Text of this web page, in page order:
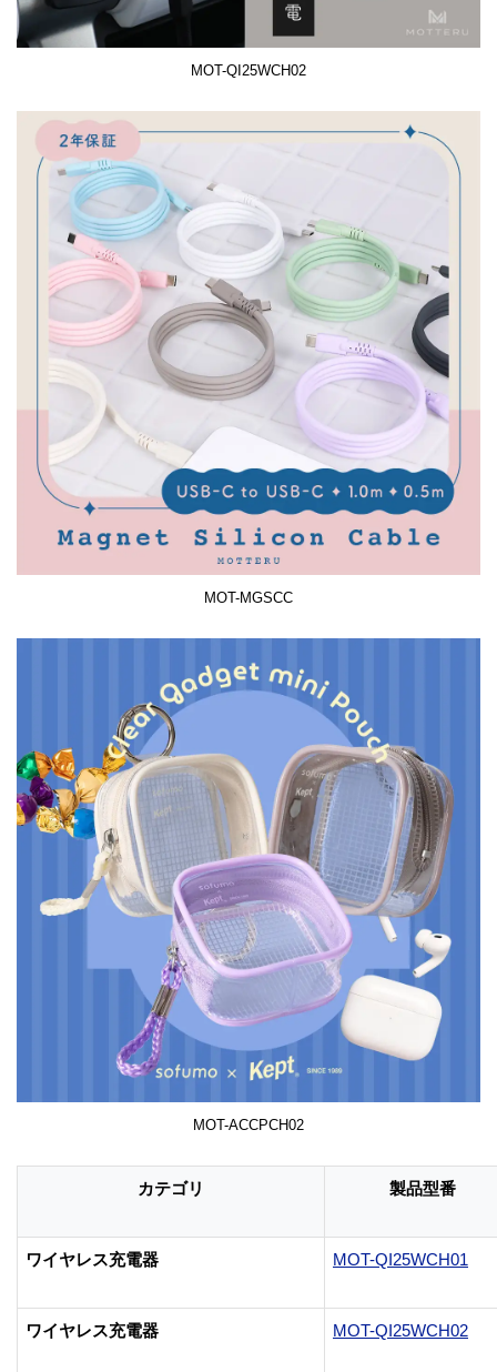
MOT-QI25WCH02
MOT-MGSCC
MOT-ACCPCH02
カテゴリ 製品型番
ワイヤレス充電器 MOT-QI25WCH01
ワイヤレス充電器 MOT-QI25WCH02